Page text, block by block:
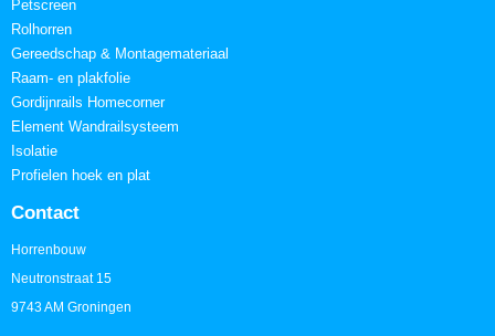
Petscreen
Rolhorren
Gereedschap & Montagemateriaal
Raam- en plakfolie
Gordijnrails Homecorner
Element Wandrailsysteem
Isolatie
Profielen hoek en plat
Contact
Horrenbouw
Neutronstraat 15
9743 AM Groningen